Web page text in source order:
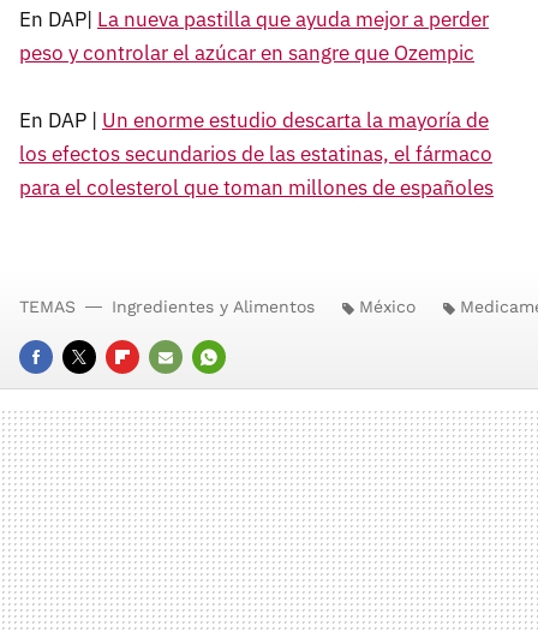
En DAP| La nueva pastilla que ayuda mejor a perder
peso y controlar el azúcar en sangre que Ozempic
En DAP | Un enorme estudio descarta la mayoría de
los efectos secundarios de las estatinas, el fármaco
para el colesterol que toman millones de españoles
FACEBOOK
TWITTERFLIPBOARD
E-
MAIL
WHATSAPP
TEMAS Ingredientes y Alimentos México